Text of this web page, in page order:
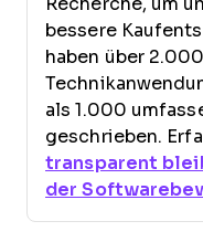
Recherche, um
bessere
haben über
als 1.000
geschrieben.
transparent
der